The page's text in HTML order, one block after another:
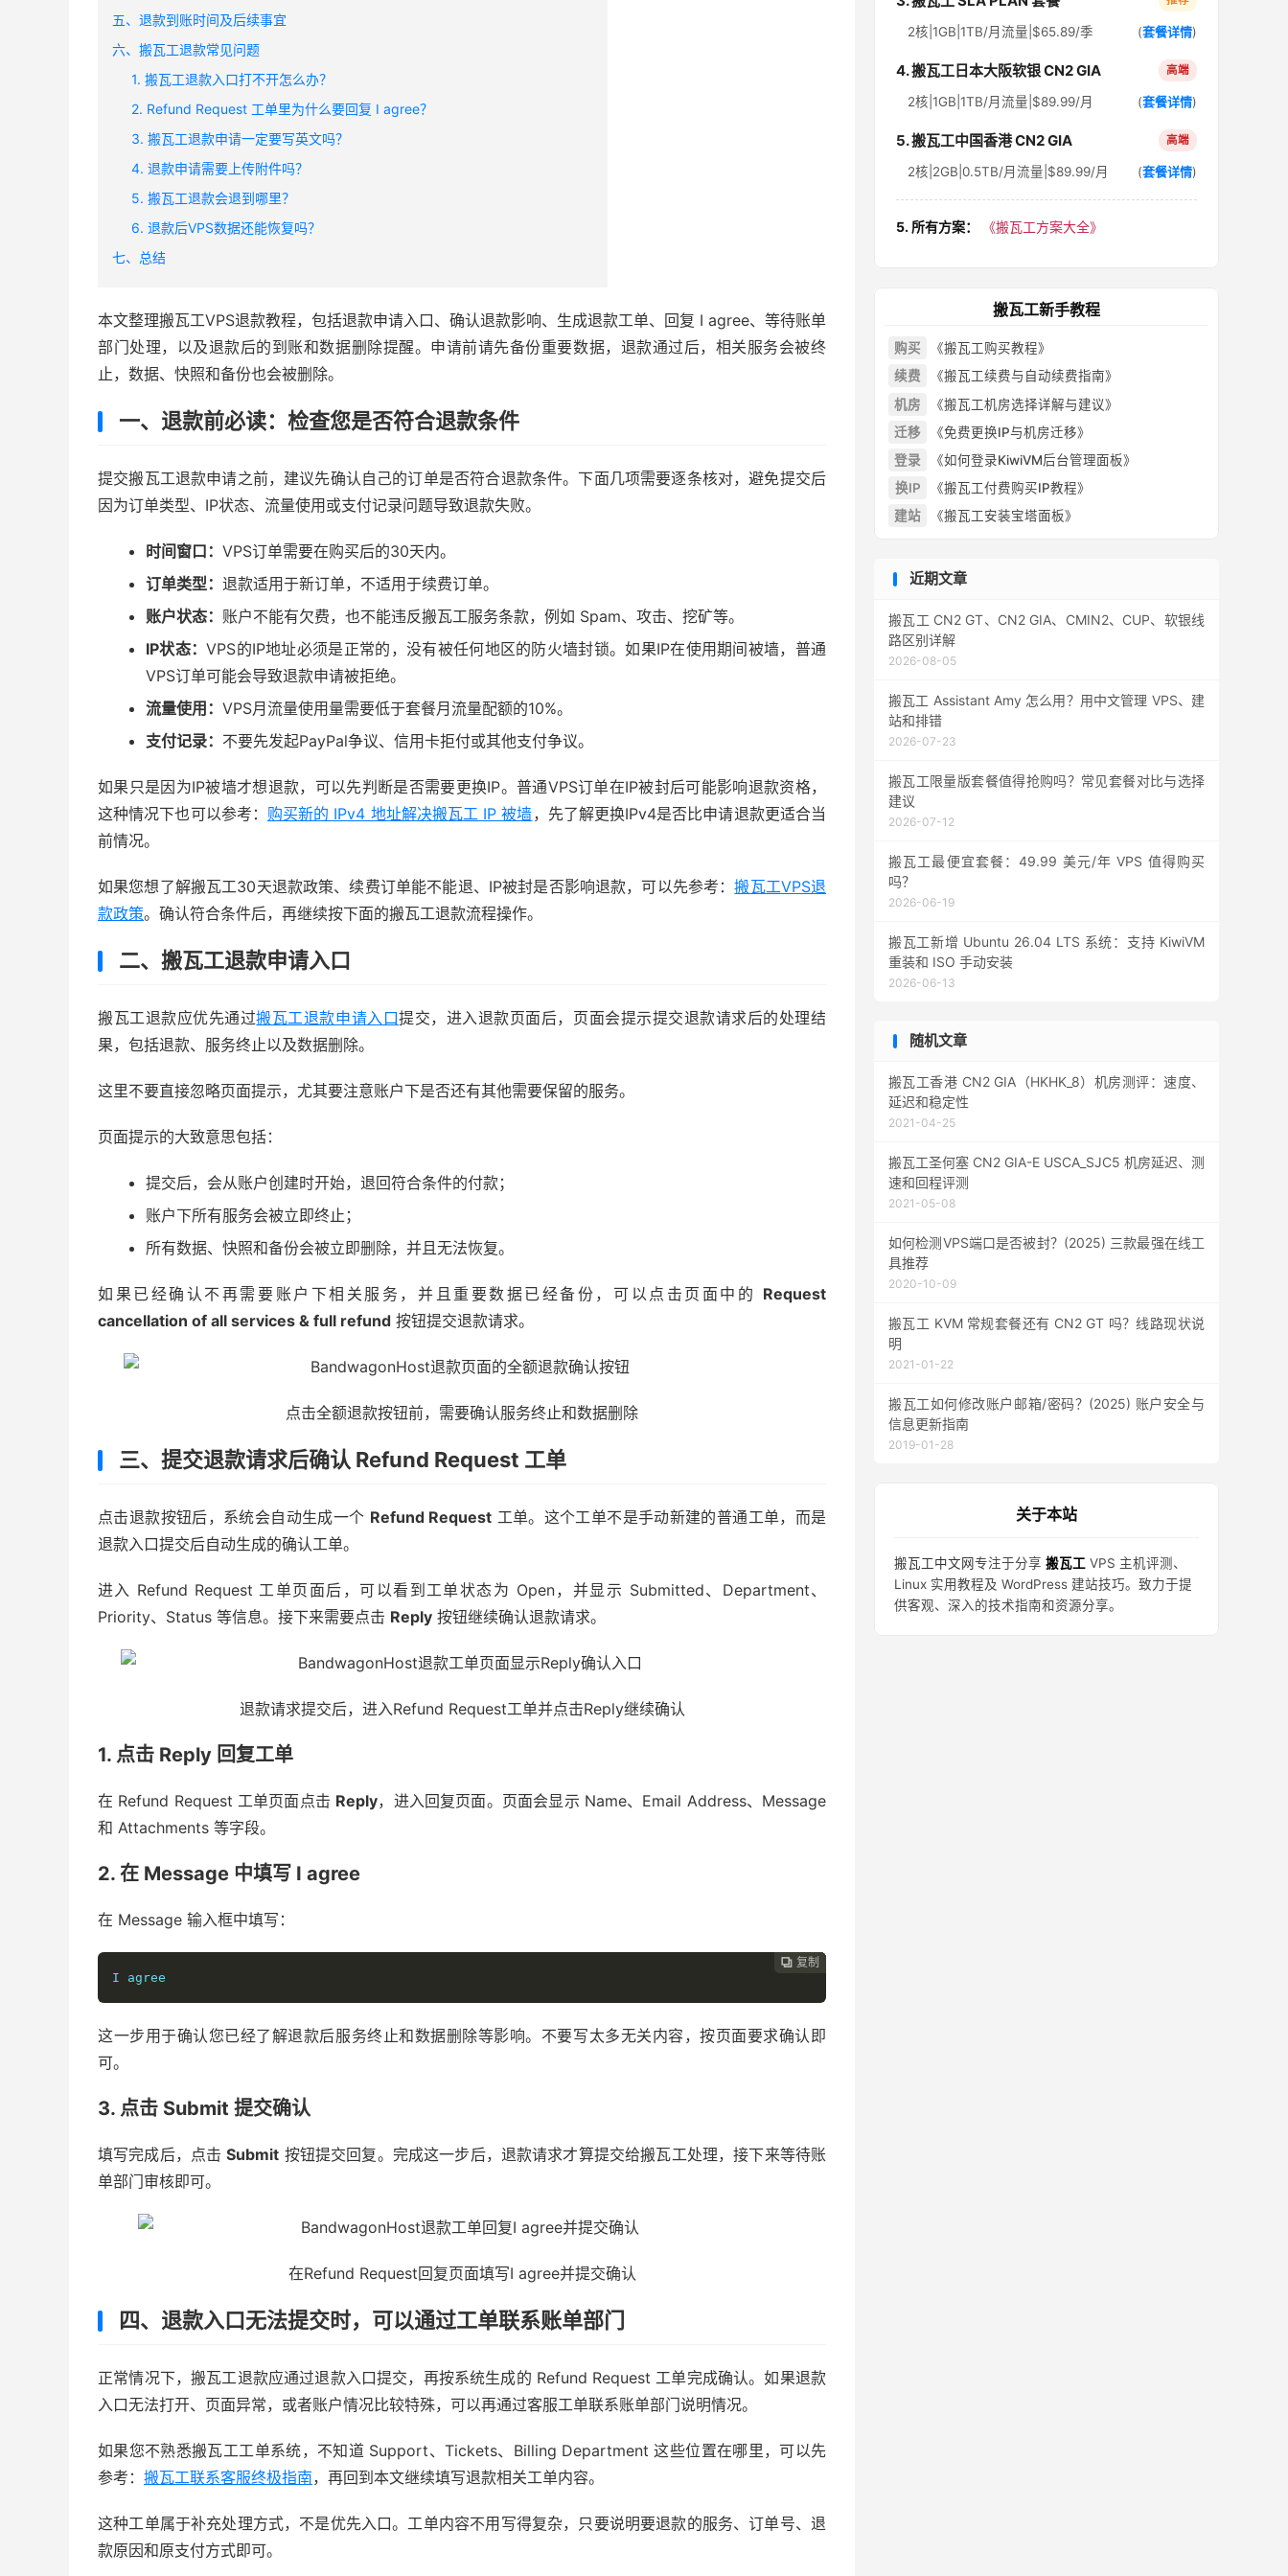
五、退款到账时间及后续事宜
六、搬瓦工退款常见问题
1. 搬瓦工退款入口打不开怎么办？
2. Refund Request 工单里为什么要回复 I agree？
3. 搬瓦工退款申请一定要写英文吗？
4. 退款申请需要上传附件吗？
5. 搬瓦工退款会退到哪里？
6. 退款后VPS数据还能恢复吗？
七、总结
本文整理搬瓦工VPS退款教程，包括退款申请入口、确认退款影响、生成退款工单、回复 I agree、等待账单
部门处理，以及退款后的到账和数据删除提醒。申请前请先备份重要数据，退款通过后，相关服务会被终
止，数据、快照和备份也会被删除。
一、退款前必读：检查您是否符合退款条件
提交搬瓦工退款申请之前，建议先确认自己的订单是否符合退款条件。下面几项需要逐条核对，避免提交后
因为订单类型、IP状态、流量使用或支付记录问题导致退款失败。
时间窗口： VPS订单需要在购买后的30天内。
订单类型： 退款适用于新订单，不适用于续费订单。
账户状态： 账户不能有欠费，也不能违反搬瓦工服务条款，例如 Spam、攻击、挖矿等。
IP状态：VPS的IP地址必须是正常的，没有被任何地区的防火墙封锁。如果IP在使用期间被墙，普通
VPS订单可能会导致退款申请被拒绝。
流量使用： VPS月流量使用量需要低于套餐月流量配额的10%。
支付记录： 不要先发起PayPal争议、信用卡拒付或其他支付争议。
如果只是因为IP被墙才想退款，可以先判断是否需要更换IP。普通VPS订单在IP被封后可能影响退款资格，
这种情况下也可以参考： 购买新的 IPv4 地址解决搬瓦工 IP 被墙，先了解更换IPv4是否比申请退款更适合当
前情况。
如果您想了解搬瓦工30天退款政策、续费订单能不能退、IP被封是否影响退款，可以先参考：搬瓦工VPS退
款政策。确认符合条件后，再继续按下面的搬瓦工退款流程操作。
二、搬瓦工退款申请入口
搬瓦工退款应优先通过搬瓦工退款申请入口提交，进入退款页面后，页面会提示提交退款请求后的处理结
果，包括退款、服务终止以及数据删除。
这里不要直接忽略页面提示，尤其要注意账户下是否还有其他需要保留的服务。
页面提示的大致意思包括：
提交后，会从账户创建时开始，退回符合条件的付款；
账户下所有服务会被立即终止；
所有数据、快照和备份会被立即删除，并且无法恢复。
如果已经确认不再需要账户下相关服务，并且重要数据已经备份，可以点击页面中的 Request
cancellation of all services & full refund 按钮提交退款请求。
点击全额退款按钮前，需要确认服务终止和数据删除
三、提交退款请求后确认 Refund Request 工单
点击退款按钮后，系统会自动生成一个 Refund Request 工单。这个工单不是手动新建的普通工单，而是
退款入口提交后自动生成的确认工单。
进入 Refund Request 工单页面后，可以看到工单状态为 Open，并显示 Submitted、Department、
Priority、Status 等信息。接下来需要点击 Reply 按钮继续确认退款请求。
退款请求提交后，进入Refund Request工单并点击Reply继续确认
1. 点击 Reply 回复工单
在 Refund Request 工单页面点击 Reply，进入回复页面。页面会显示 Name、Email Address、Message
和 Attachments 等字段。
2. 在 Message 中填写 I agree
在 Message 输入框中填写：
 复制
 复制
 复制
 复制
I agree
这一步用于确认您已经了解退款后服务终止和数据删除等影响。不要写太多无关内容，按页面要求确认即
可。
3. 点击 Submit 提交确认
填写完成后，点击Submit 按钮提交回复。完成这一步后，退款请求才算提交给搬瓦工处理，接下来等待账
单部门审核即可。
在Refund Request回复页面填写I agree并提交确认
四、退款入口无法提交时，可以通过工单联系账单部门
正常情况下，搬瓦工退款应通过退款入口提交，再按系统生成的 Refund Request 工单完成确认。如果退款
入口无法打开、页面异常，或者账户情况比较特殊，可以再通过客服工单联系账单部门说明情况。
如果您不熟悉搬瓦工工单系统，不知道 Support、Tickets、Billing Department 这些位置在哪里，可以先
参考： 搬瓦工联系客服终极指南，再回到本文继续填写退款相关工单内容。
这种工单属于补充处理方式，不是优先入口。工单内容不用写得复杂，只要说明要退款的服务、订单号、退
款原因和原支付方式即可。
2核|1GB|1TB/月流量|$65.89/季 (套餐详情)
4. 搬瓦工日本大阪软银 CN2 GIA 高端
2核|1GB|1TB/月流量|$89.99/月 (套餐详情)
5. 搬瓦工中国香港 CN2 GIA 高端
2核|2GB|0.5TB/月流量|$89.99/月 (套餐详情)
5. 所有方案： 《搬瓦工方案大全》
搬瓦工新手教程
购买
《搬瓦工购买教程》
续费
《搬瓦工续费与自动续费指南》
机房
《搬瓦工机房选择详解与建议》
迁移
《免费更换IP与机房迁移》
登录
《如何登录KiwiVM后台管理面板》
换IP
《搬瓦工付费购买IP教程》
建站
《搬瓦工安装宝塔面板》
近期文章
搬瓦工 CN2 GT、CN2 GIA、CMIN2、CUP、软银线
路区别详解
2026-08-05
搬瓦工 Assistant Amy 怎么用？用中文管理 VPS、建
站和排错
2026-07-23
搬瓦工限量版套餐值得抢购吗？常见套餐对比与选择
建议
2026-07-12
搬瓦工最便宜套餐：49.99 美元/年 VPS 值得购买
吗？
2026-06-19
搬瓦工新增 Ubuntu 26.04 LTS 系统：支持 KiwiVM
重装和 ISO 手动安装
2026-06-13
随机文章
搬瓦工香港 CN2 GIA（HKHK_8）机房测评：速度、
延迟和稳定性
2021-04-25
搬瓦工圣何塞 CN2 GIA-E USCA_SJC5 机房延迟、测
速和回程评测
2021-05-08
如何检测VPS端口是否被封？(2025) 三款最强在线工
具推荐
2020-10-09
搬瓦工 KVM 常规套餐还有 CN2 GT 吗？线路现状说
明
2021-01-22
搬瓦工如何修改账户邮箱/密码？(2025) 账户安全与
信息更新指南
2019-01-28
关于本站
搬瓦工中文网专注于分享 搬瓦工 VPS 主机评测、
Linux 实用教程及 WordPress 建站技巧。致力于提
供客观、深入的技术指南和资源分享。